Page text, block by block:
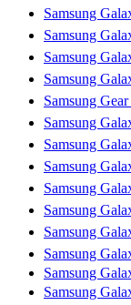
Samsung
Samsung
Samsung
Samsung
Samsung
Samsung
Samsung
Samsung
Samsung
Samsung
Samsung
Samsung
Samsung
Samsung